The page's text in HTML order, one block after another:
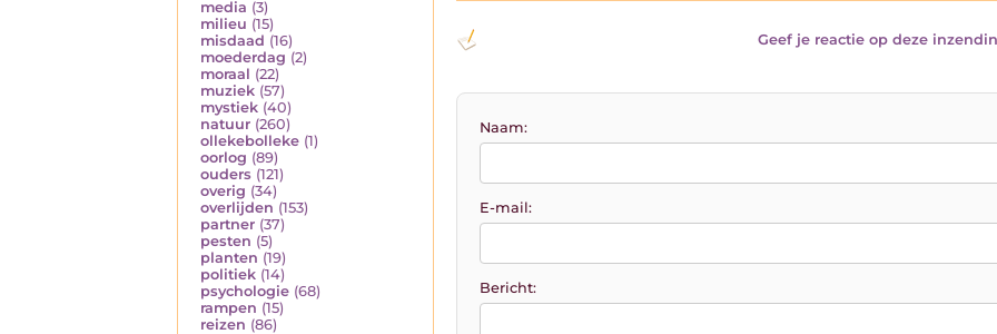
media (3)
milieu (15)
misdaad (16)
moederdag (2)
moraal (22)
muziek (57)
mystiek (40)
natuur (260)
ollekebolleke (1)
oorlog (89)
ouders (121)
overig (34)
overlijden (153)
partner (37)
pesten (5)
planten (19)
politiek (14)
psychologie (68)
rampen (15)
reizen (86)
Geef je reactie op deze
Naam:
E-mail:
Bericht: